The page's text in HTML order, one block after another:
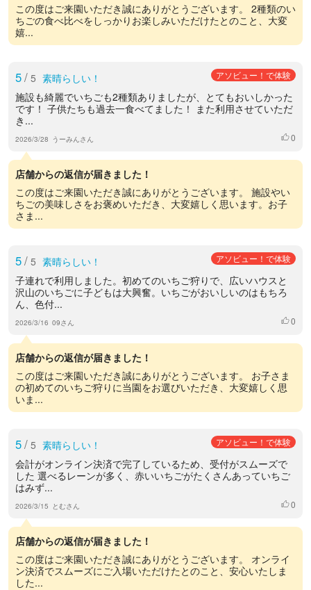
この度はご来園いただき誠にありがとうございます。 2種類のい
ちごの食べ比べをしっかりお楽しみいただけたとのこと、大変
嬉...
5/ 5 素晴らしい！ アソビュー！で体験
施設も綺麗でいちごも2種類ありましたが、とてもおいしかった
です！ 子供たちも過去一食べてました！ また利用させていただ
き...
2026/3/28 うーみんさん いいね
0
店舗からの返信が届きました！
この度はご来園いただき誠にありがとうございます。 施設やい
ちごの美味しさをお褒めいただき、大変嬉しく思います。お子
さま...
5/ 5 素晴らしい！ アソビュー！で体験
子連れで利用しました。初めてのいちご狩りで、広いハウスと
沢山のいちごに子どもは大興奮。いちごがおいしいのはもちろ
ん、色付...
2026/3/16 09さん いいね
0
店舗からの返信が届きました！
この度はご来園いただき誠にありがとうございます。 お子さま
の初めてのいちご狩りに当園をお選びいただき、大変嬉しく思
いま...
5/ 5 素晴らしい！ アソビュー！で体験
会計がオンライン決済で完了しているため、受付がスムーズで
した 選べるレーンが多く、赤いいちごがたくさんあっていちご
はみず...
2026/3/15 とむさん いいね
0
店舗からの返信が届きました！
この度はご来園いただき誠にありがとうございます。 オンライ
ン決済でスムーズにご入場いただけたとのこと、安心いたしま
した...